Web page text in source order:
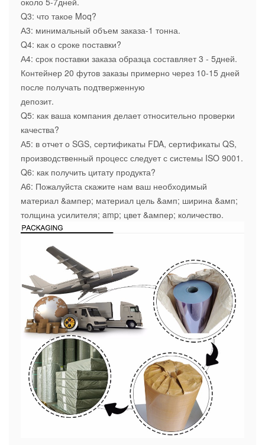
Q3: что такое Moq?
А3: минимальный объем заказа-1 тонна.
Q4: как о сроке поставки?
А4: срок поставки заказа образца составляет 3 - 5дней.
Контейнер 20 футов заказы примерно через 10-15 дней
после получать подтверженную
депозит.
Q5: как ваша компания делает относительно проверки
качества?
А5: в отчет о SGS, сертификаты FDA, сертификаты QS,
производственный процесс следует с системы ISO 9001.
Q6: как получить цитату продукта?
А6: Пожалуйста скажите нам ваш необходимый
материал &ампер; материал цель &амп; ширина &амп;
толщина усилителя; amp; цвет &ампер; количество.